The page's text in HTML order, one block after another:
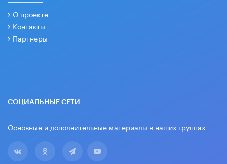
О проекте
Контакты
Партнеры
СОЦИАЛЬНЫЕ СЕТИ
Основные и дополнительные материалы в наших группах